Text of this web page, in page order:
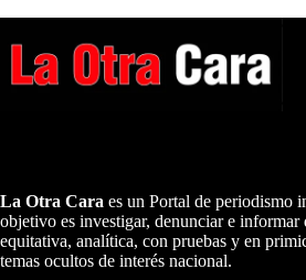
La Otra Cara es un Portal de periodismo
objetivo es investigar, denunciar e informar
equitativa, analítica, con pruebas y en
temas ocultos de interés nacional.